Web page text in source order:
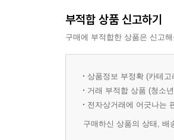
최선을 다한다.
낯설고 힘든 상황에 부딪
받으면서 알을 부화시키
가르친다는 세 번째 약속
찾아내서 아포르뚜나다에
부적합 상품 신고하기
구매에 부적합한 상품은 신고
상품정보 부정확 (카테
거래 부적합 상품 (청소
전자상거래에 어긋나는
구매하신 상품의 상태, 배